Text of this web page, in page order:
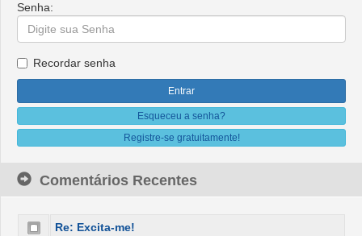
Senha:
Recordar senha
Esqueceu a senha?
Registre-se gratuitamente!
Comentários Recentes
Re: Excita-me!